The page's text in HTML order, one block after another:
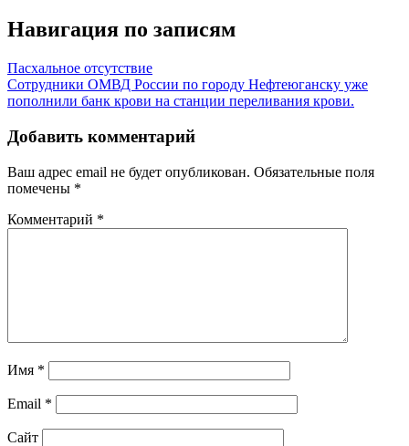
Навигация по записям
Пасхальное отсутствие
Сотрудники ОМВД России по городу Нефтеюганску уже
пополнили банк крови на станции переливания крови.
Добавить комментарий
Ваш адрес email не будет опубликован. Обязательные поля
помечены *
Комментарий *
Имя *
Email *
Сайт